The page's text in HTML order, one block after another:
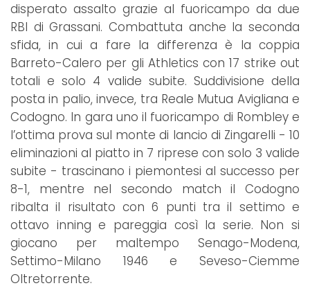
disperato assalto grazie al fuoricampo da due
RBI di Grassani. Combattuta anche la seconda
sfida, in cui a fare la differenza è la coppia
Barreto-Calero per gli Athletics con 17 strike out
totali e solo 4 valide subite. Suddivisione della
posta in palio, invece, tra Reale Mutua Avigliana e
Codogno. In gara uno il fuoricampo di Rombley e
l’ottima prova sul monte di lancio di Zingarelli - 10
eliminazioni al piatto in 7 riprese con solo 3 valide
subite - trascinano i piemontesi al successo per
8-1, mentre nel secondo match il Codogno
ribalta il risultato con 6 punti tra il settimo e
ottavo inning e pareggia così la serie. Non si
giocano per maltempo Senago-Modena,
Settimo-Milano 1946 e Seveso-Ciemme
Oltretorrente.